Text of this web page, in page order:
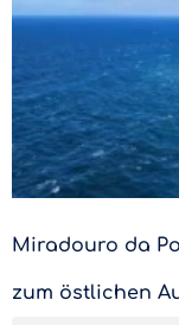
Miradouro da
zum östlichen